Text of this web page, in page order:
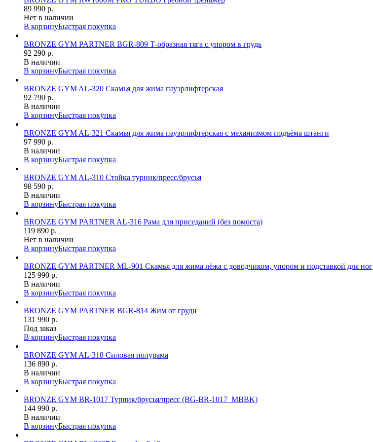
89 990 р.
Нет в наличии
В корзинуБыстрая покупка
BRONZE GYM PARTNER BGR-809 Т-образная тяга с упором в грудь
92 290 р.
В наличии
В корзинуБыстрая покупка
BRONZE GYM AL-320 Скамья для жима пауэрлифтерская
92 790 р.
В наличии
В корзинуБыстрая покупка
BRONZE GYM AL-321 Скамья для жима пауэрлифтерская с механизмом подъёма штанги
97 990 р.
В наличии
В корзинуБыстрая покупка
BRONZE GYM AL-310 Стойка турник/пресс/брусья
98 590 р.
В наличии
В корзинуБыстрая покупка
BRONZE GYM PARTNER AL-316 Рама для приседаний (без помоста)
119 890 р.
Нет в наличии
В корзинуБыстрая покупка
BRONZE GYM PARTNER ML-901 Скамья для жима лёжа с доводчиком, упором и подставкой для ног
125 990 р.
В наличии
В корзинуБыстрая покупка
BRONZE GYM PARTNER BGR-814 Жим от груди
131 990 р.
Под заказ
В корзинуБыстрая покупка
BRONZE GYM AL-318 Силовая полурама
136 890 р.
В наличии
В корзинуБыстрая покупка
BRONZE GYM BR-1017 Турник/брусья/пресс (BG‑BR‑1017_MBBK)
144 990 р.
В наличии
В корзинуБыстрая покупка